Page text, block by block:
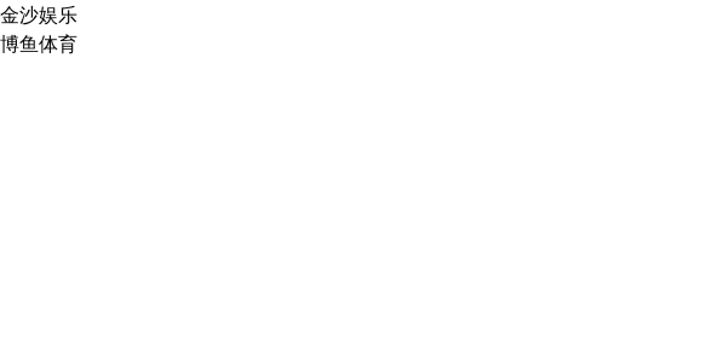
金沙娱乐
博鱼体育